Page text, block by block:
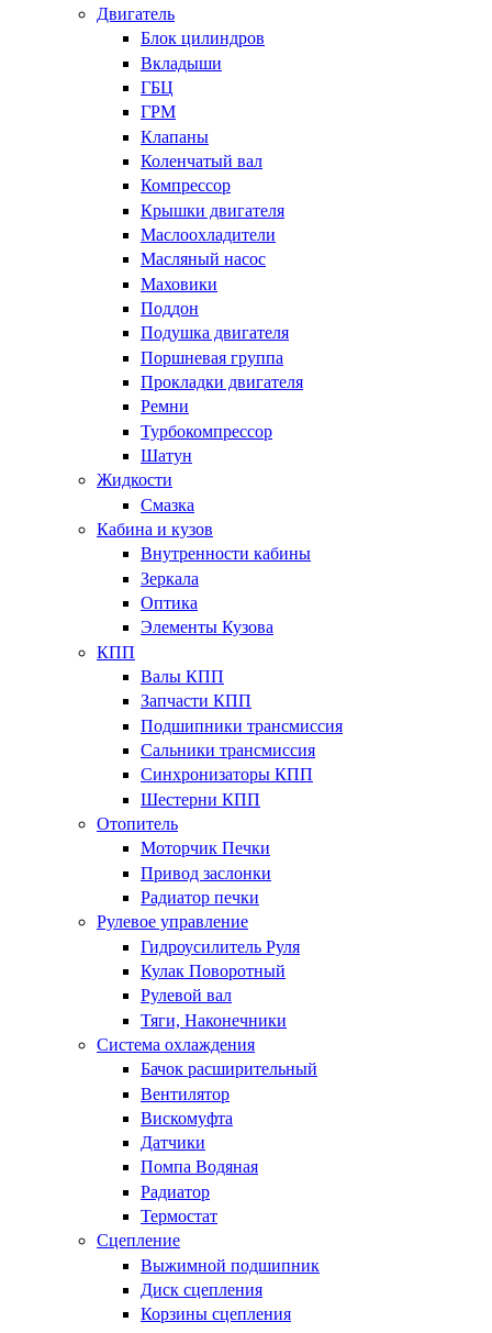
Двигатель
Блок цилиндров
Вкладыши
ГБЦ
ГРМ
Клапаны
Коленчатый вал
Компрессор
Крышки двигателя
Маслоохладители
Масляный насос
Маховики
Поддон
Подушка двигателя
Поршневая группа
Прокладки двигателя
Ремни
Турбокомпрессор
Шатун
Жидкости
Смазка
Кабина и кузов
Внутренности кабины
Зеркала
Оптика
Элементы Кузова
КПП
Валы КПП
Запчасти КПП
Подшипники трансмиссия
Сальники трансмиссия
Синхронизаторы КПП
Шестерни КПП
Отопитель
Моторчик Печки
Привод заслонки
Радиатор печки
Рулевое управление
Гидроусилитель Руля
Кулак Поворотный
Рулевой вал
Тяги, Наконечники
Система охлаждения
Бачок расширительный
Вентилятор
Вискомуфта
Датчики
Помпа Водяная
Радиатор
Термостат
Сцепление
Выжимной подшипник
Диск сцепления
Корзины сцепления